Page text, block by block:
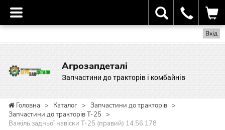
Вхід
Агрозапдеталі
Запчастини до тракторів і комбайнів
Головна > Каталог > Запчастини до тракторів >
Запчастини до тракторів Т-25 >
Важіль задньої навіски Т-25 (правий) 14.56.178